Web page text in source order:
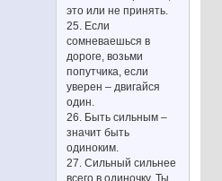
это или не принять.
25. Если
сомневаешься в
дороге, возьми
попутчика, если
уверен – двигайся
один.
26. Быть сильным –
значит быть
одиноким.
27. Сильный сильнее
всего в одиночку. Ты